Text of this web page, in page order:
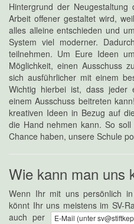
Hintergrund der
Arbeit offener gestaltet wird,
alles alleine entschieden und
System viel moderner.
teilnehmen. Um Eure Ideen
Möglichkeit, einen Ausschuss
sich ausführlicher mit einem
Wichtig hierbei ist, dass jeder
einem Ausschuss beitreten
kreativen Ideen in Bezug auf
die Hand nehmen kann. So
Chance haben, unsere Schule
Wie kann man uns
Wenn Ihr mit uns persönlich
könnt Ihr uns meistens im SV-
auch per
E-Mail (unter